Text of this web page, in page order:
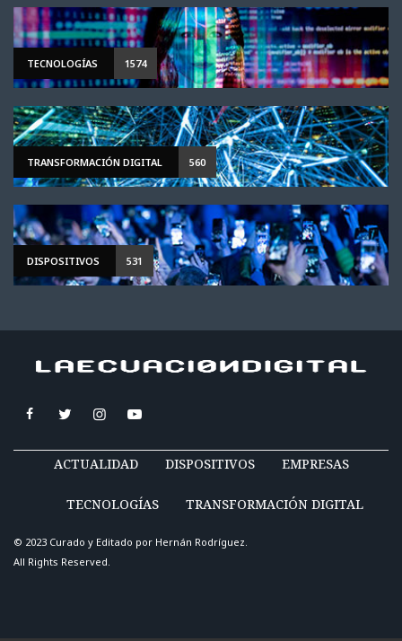
TECNOLOGÍAS 1574
TRANSFORMACIÓN DIGITAL 560
DISPOSITIVOS 531
ACTUALIDAD DISPOSITIVOS EMPRESAS
TECNOLOGÍAS TRANSFORMACIÓN DIGITAL
© 2023 Curado y Editado por Hernán Rodríguez.
All Rights Reserved.